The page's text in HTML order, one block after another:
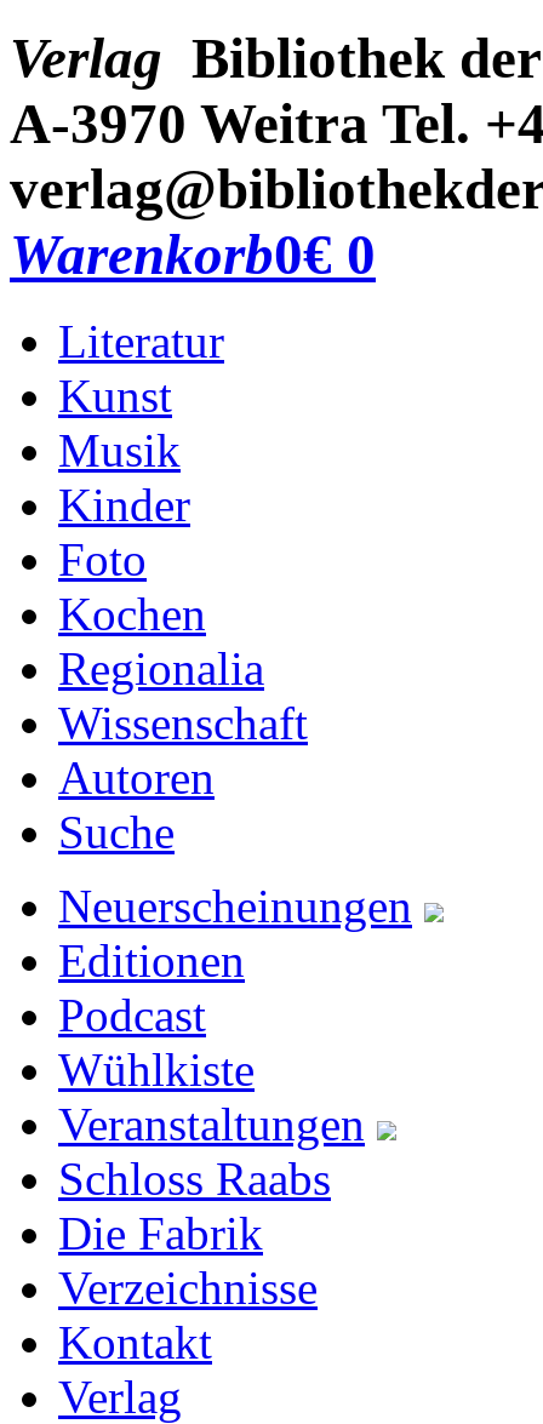
Verlag Bibliothek
A-3970 Weitra Tel.
Warenkorb0€ 0
Literatur
Kunst
Musik
Kinder
Foto
Kochen
Regionalia
Wissenschaft
Autoren
Suche
Neuerscheinungen
Editionen
Podcast
Wühlkiste
Veranstaltungen
Schloss Raabs
Die Fabrik
Verzeichnisse
Kontakt
Verlag